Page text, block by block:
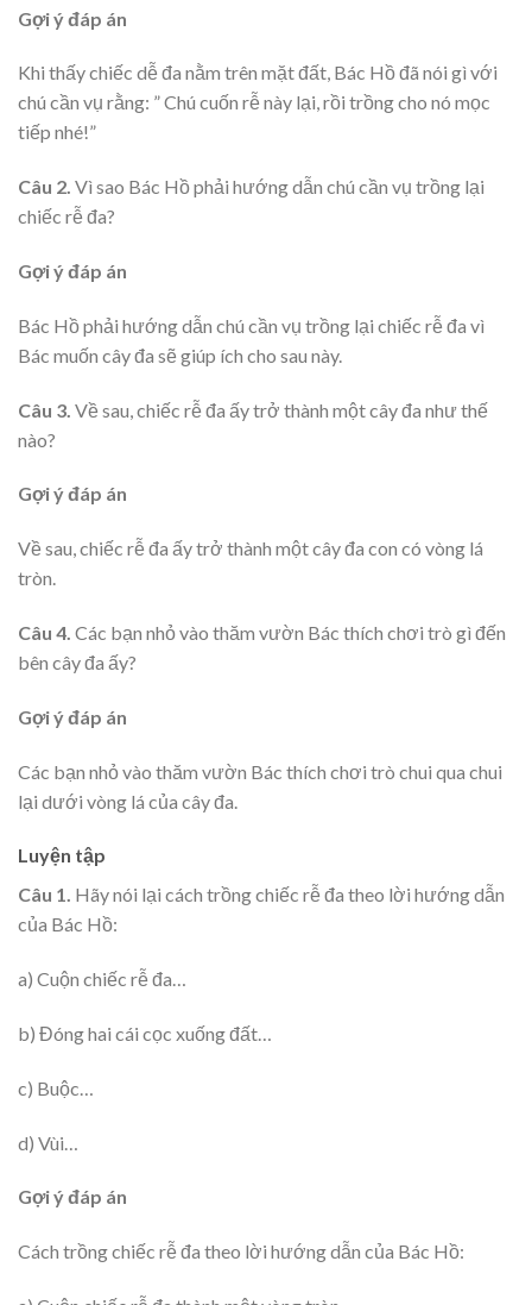
Gợi ý đáp án
Khi thấy chiếc dễ đa nằm trên mặt đất, Bác Hồ đã nói gì với
chú cần vụ rằng: ” Chú cuốn rễ này lại, rồi trồng cho nó mọc
tiếp nhé!”
Câu 2. Vì sao Bác Hồ phải hướng dẫn chú cần vụ trồng lại
chiếc rễ đa?
Gợi ý đáp án
Bác Hồ phải hướng dẫn chú cần vụ trồng lại chiếc rễ đa vì
Bác muốn cây đa sẽ giúp ích cho sau này.
Câu 3. Về sau, chiếc rễ đa ấy trở thành một cây đa như thế
nào?
Gợi ý đáp án
Về sau, chiếc rễ đa ấy trở thành một cây đa con có vòng lá
tròn.
Câu 4. Các bạn nhỏ vào thăm vườn Bác thích chơi trò gì đến
bên cây đa ấy?
Gợi ý đáp án
Các bạn nhỏ vào thăm vườn Bác thích chơi trò chui qua chui
lại dưới vòng lá của cây đa.
Luyện tập
Câu 1. Hãy nói lại cách trồng chiếc rễ đa theo lời hướng dẫn
của Bác Hồ:
a) Cuộn chiếc rễ đa…
b) Đóng hai cái cọc xuống đất…
c) Buộc…
d) Vùi…
Gợi ý đáp án
Cách trồng chiếc rễ đa theo lời hướng dẫn của Bác Hồ: